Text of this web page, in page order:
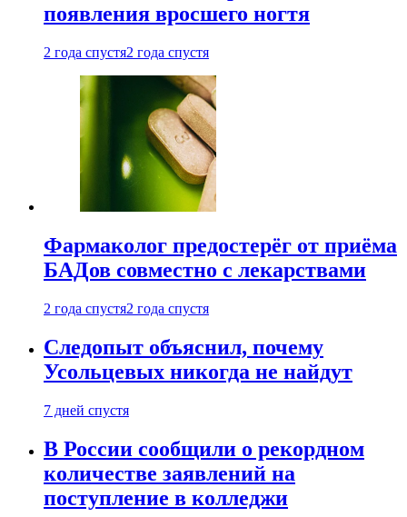
появления вросшего ногтя
2 года спустя2 года спустя
Фармаколог предостерёг от приёма
БАДов совместно с лекарствами
2 года спустя2 года спустя
Следопыт объяснил, почему
Усольцевых никогда не найдут
7 дней спустя
В России сообщили о рекордном
количестве заявлений на
поступление в колледжи